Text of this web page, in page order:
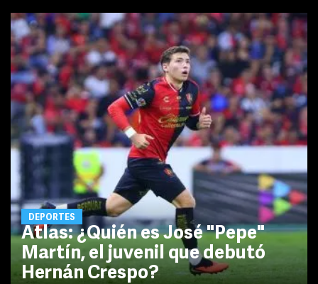
DEPORTES
Atlas: ¿Quién es José "Pepe"
Martín, el juvenil que debutó
Hernán Crespo?